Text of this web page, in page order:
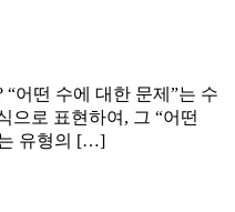
“어떤 수에 대한 문제”는 수
으로 표현하여, 그 “어떤
유형의 […]